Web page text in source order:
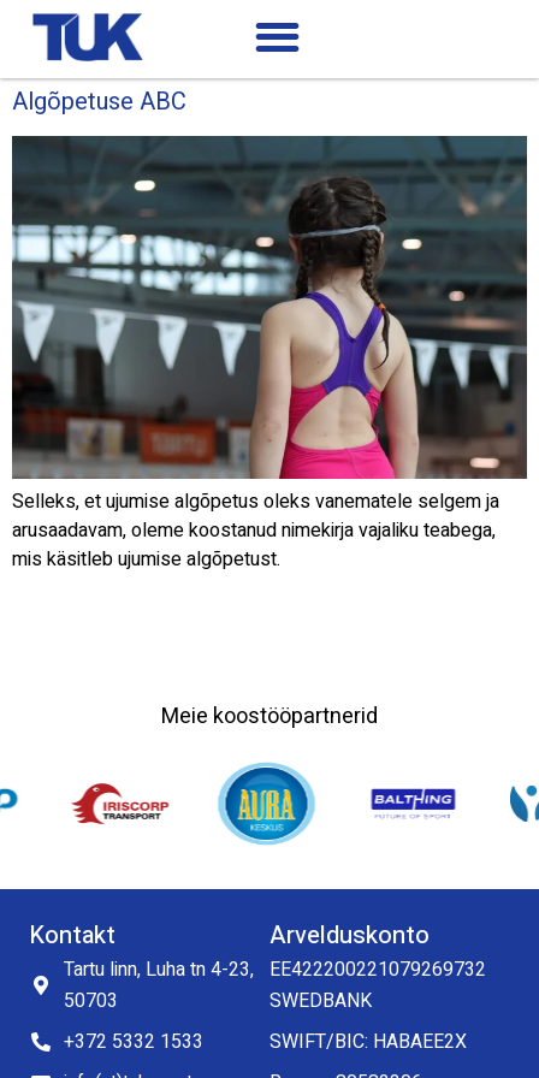
Algõpetuse ABC
Selleks, et ujumise algõpetus oleks vanematele selgem ja
arusaadavam, oleme koostanud nimekirja vajaliku teabega,
mis käsitleb ujumise algõpetust.
Meie koostööpartnerid
Kontakt
Tartu linn, Luha tn 4-23,
50703
+372 5332 1533
Arvelduskonto
EE422200221079269732
SWEDBANK
SWIFT/BIC: HABAEE2X